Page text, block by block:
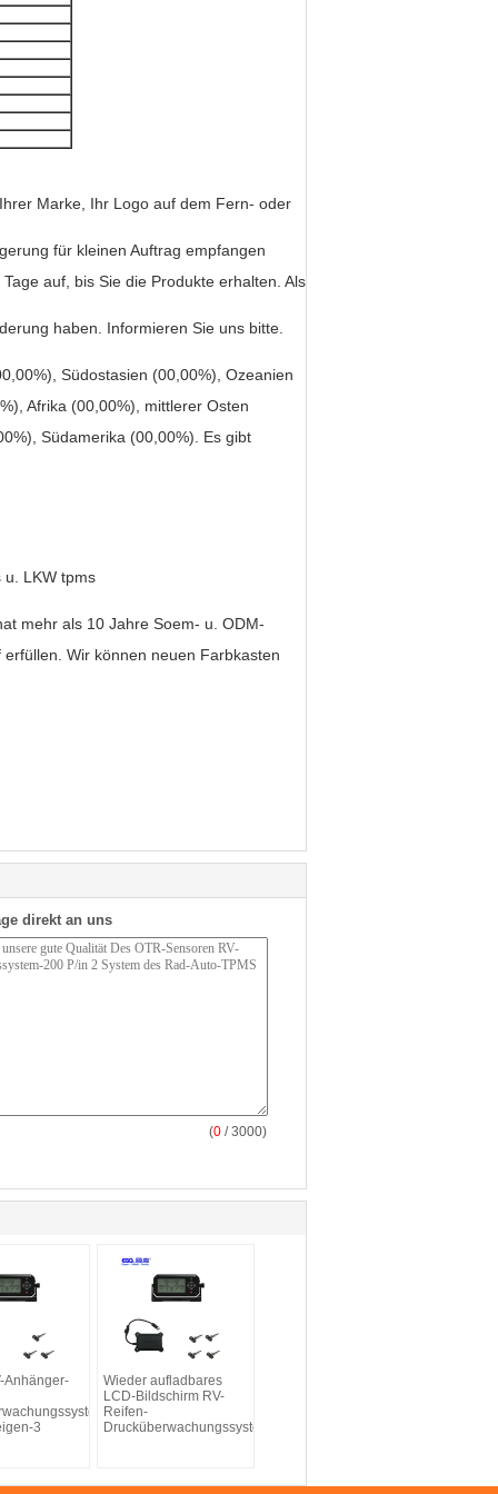
Marke, Ihr Logo auf dem Fern- oder
für kleinen Auftrag empfangen
auf, bis Sie die Produkte erhalten. Als
haben. Informieren Sie uns bitte.
Südostasien (00,00%), Ozeanien
Afrika (00,00%), mittlerer Osten
Südamerika (00,00%). Es gibt
u. LKW tpms
mehr als 10 Jahre Soem- u. ODM-
Wir können neuen Farbkasten
direkt an uns
(0 / 3000)
Anhänger-
3
Wieder aufladbares
LCD-Bildschirm RV-
Reifen-
Drucküberwachungssystem